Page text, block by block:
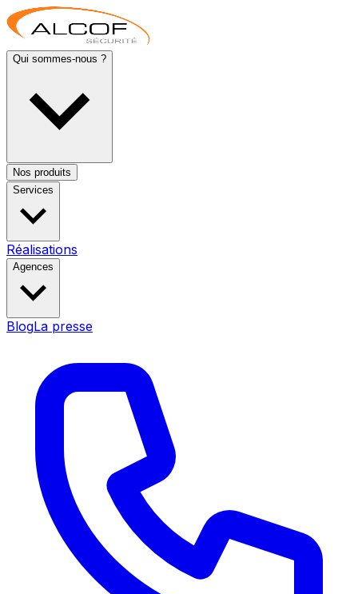
Qui sommes-nous ?
Nos produits
Services
Réalisations
Agences
BlogLa presse